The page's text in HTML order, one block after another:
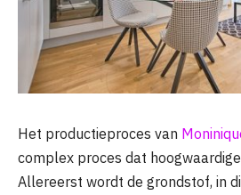
Het productieproces van
complex proces dat
Allereerst wordt de grondstof, in